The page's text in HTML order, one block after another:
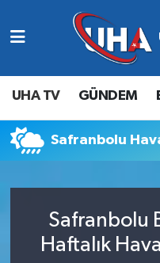
UHA TV GÜNDEM
Safranbolu
Safranbolu
Haftalık
Abone Ol
Gündem
Ekonomi
Siyaset
Nöbetçi Eczaneler
Hava Durumu
Namaz Vakitleri
Süper Lig Puan